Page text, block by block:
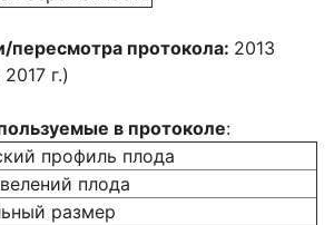
пересмотра протокола: 2013
г.)
в протоколе:
профиль плода
плода
размер